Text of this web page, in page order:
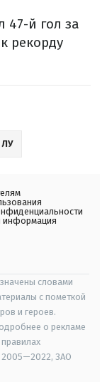
47-й гол за
рекорду
информация
словами
с пометкой
и героев.
о рекламе
2005—2022, ЗАО